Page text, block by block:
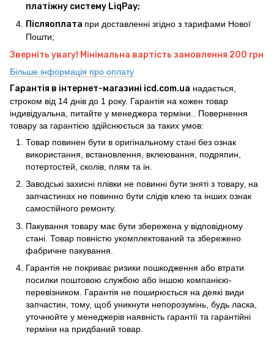
платіжну систему LiqPay;
Післяоплата при доставленні згідно з тарифами Нової
Пошти;
Зверніть увагу! Мінімальна вартість замовлення 200 грн
Більше інформація про оплату
Гарантія в інтернет-магазині icd.com.ua надається,
строком від 14 днів до 1 року. Гарантія на кожен товар
індивідуальна, питайте у менеджера терміни.. Повернення
товару за гарантією здійснюється за таких умов:
Товар повинен бути в оригінальному стані без ознак
використання, встановлення, вклеювання, подряпин,
потертостей, сколів, плям та ін.
Заводські захисні плівки не повинні бути зняті з товару, на
запчастинах не повинно бути слідів клею та інших ознак
самостійного ремонту.
Пакування товару має бути збережена у відповідному
стані. Товар повністю укомплектований та збережено
фабричне пакування.
Гарантія не покриває ризики пошкодження або втрати
посилки поштовою службою або іншою компанією-
перевізником. Гарантія не поширюється на деякі види
запчастин, тому, щоб уникнути непорозумінь, будь ласка,
уточнюйте у менеджерів наявність гарантії та гарантійні
терміни на придбаний товар.